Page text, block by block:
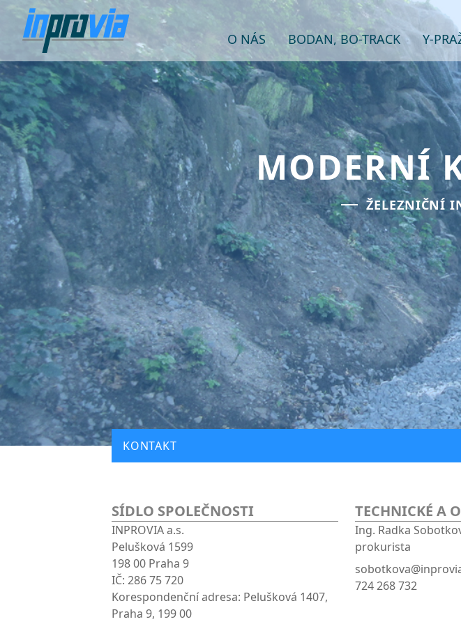
O NÁS BODAN, BO-TRACK Y-
MODERNÍ
ŽELEZNIČNÍ
KONTAKT
SÍDLO SPOLEČNOSTI
INPROVIA a.s.
Pelušková 1599
198 00 Praha 9
IČ: 286 75 720
Korespondenční adresa: Pelušková 1407,
Praha 9, 199 00
TECHNICKÉ A
Ing. Radka
prokurista
724 268 732